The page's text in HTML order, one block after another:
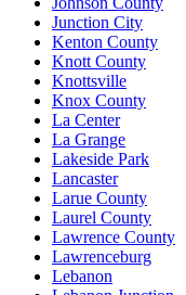
Junction City
Kenton County
Knott County
Knottsville
Knox County
La Center
La Grange
Lakeside Park
Lancaster
Larue County
Laurel County
Lawrence County
Lawrenceburg
Lebanon